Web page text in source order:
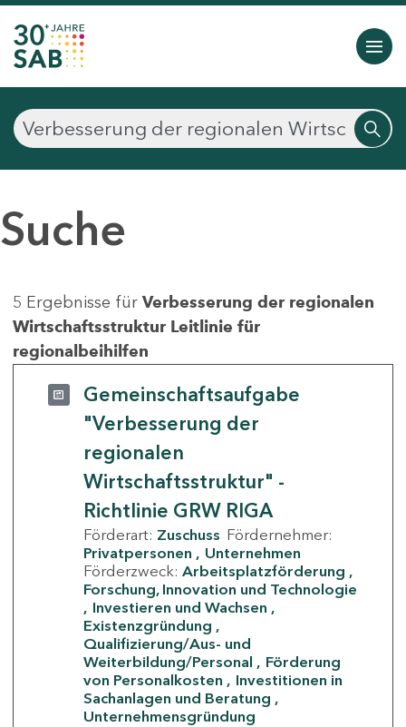
Suche
5 Ergebnisse für Verbesserung der regionalen
Wirtschaftsstruktur Leitlinie für
regionalbeihilfen
Gemeinschaftsaufgabe
"Verbesserung der
regionalen
Wirtschaftsstruktur" -
Richtlinie GRW RIGA
Förderart: Zuschuss Fördernehmer:
Privatpersonen
Unternehmen
Förderzweck: Arbeitsplatzförderung
Forschung, Innovation und Technologie
Investieren und Wachsen
Existenzgründung
Qualifizierung/Aus- und
Weiterbildung/Personal
Förderung
von Personalkosten
Investitionen in
Sachanlagen und Beratung
Unternehmensgründung